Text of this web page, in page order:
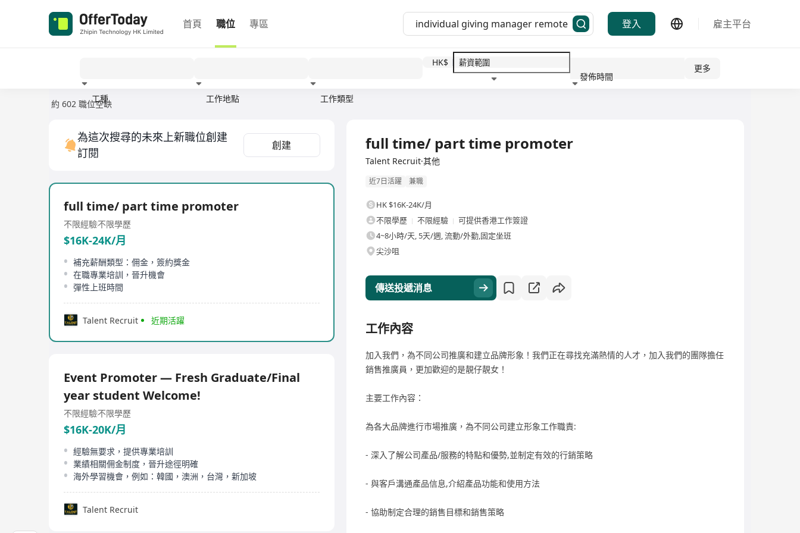
首頁 職位 專區 登入 雇主平台
工種 工作地點 工作類型
HK$
發佈時間
更多
約 602 職位空缺
為這次搜尋的未來上新職位創建
訂閱
創建
full time/ part time promoter
不限經驗不限學歷
$16K-24K/月
補充薪酬類型：佣金，簽約獎金
在職專業培訓，晉升機會
彈性上班時間
Talent Recruit 近期活躍
Event Promoter — Fresh Graduate/Final
year student Welcome!
不限經驗不限學歷
$16K-20K/月
經驗無要求，提供專業培訓
業績相關佣金制度，晉升途徑明確
海外學習機會，例如：韓國，澳洲，台灣，新加坡
Talent Recruit
full time/ part time promoter
Talent Recruit·其他
近7日活躍 兼職
HK $16K-24K/月
不限學歷
不限經驗
可提供香港工作簽證
4~8小時/天, 5天/週, 流動/外勤,固定坐班
尖沙咀
傳送投遞消息
工作內容
加入我們，為不同公司推廣和建立品牌形象！我們正在尋找充滿熱情的人才，加入我們的團隊擔任
銷售推廣員，更加歡迎的是靚仔靚女！
主要工作內容：
為各大品牌進行市場推廣，為不同公司建立形象工作職責:
- 深入了解公司產品/服務的特點和優勢,並制定有效的行銷策略
- 與客戶溝通產品信息,介紹產品功能和使用方法
- 協助制定合理的銷售目標和銷售策略